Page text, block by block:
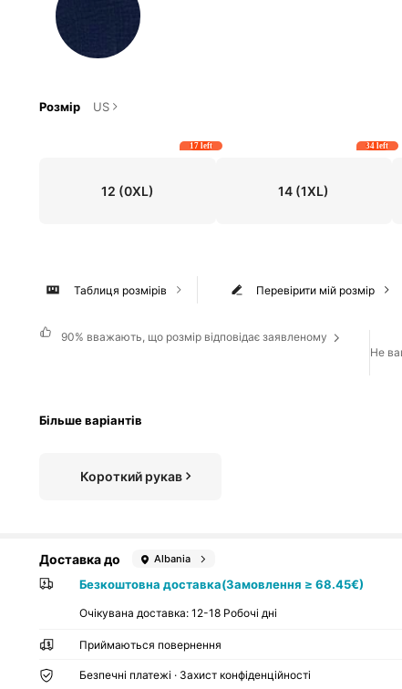
Розмір US
12 (0XL)
17 left
14 (1XL)
34 left
Перевірити мій розмір
Таблиця розмірів
90% вважають, що розмір відповідає заявленому
Не
Більше варіантів
Короткий рукав
Доставка до Albania
Безкоштовна доставка(Замовлення ≥ 68.45€)
Очікувана доставка:12-18 Робочі дні
Приймаються повернення
Безпечні платежі · Захист конфіденційності